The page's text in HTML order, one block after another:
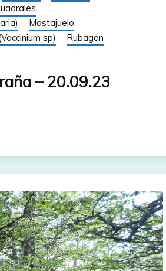
Mostajuelo
sp)
Rubagón
– 20.09.23